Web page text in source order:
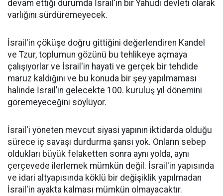
devam ettiği durumda İsrail'in bir Yahudi devleti olarak
varlığını sürdüremeyecek.
İsrail'in çöküşe doğru gittiğini değerlendiren Kandel
ve Tzur, toplumun gözünü bu tehlikeye açmaya
çalışıyorlar ve İsrail'in hayati ve gerçek bir tehdide
maruz kaldığını ve bu konuda bir şey yapılmaması
halinde İsrail’in gelecekte 100. kuruluş yıl dönemini
göremeyeceğini söylüyor.
İsrail'i yöneten mevcut siyasi yapının iktidarda olduğu
sürece iç savaşı durdurma şansı yok. Onların sebep
oldukları büyük felaketten sonra aynı yolda, aynı
çerçevede ilerlemek mümkün değil. İsrail'in yapısında
ve idari altyapısında köklü bir değişiklik yapılmadan
İsrail'in ayakta kalması mümkün olmayacaktır.